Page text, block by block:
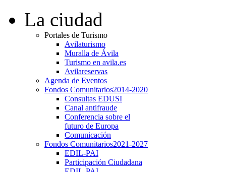
La ciudad
Portales de Turismo
Avilaturismo
Muralla de Ávila
Turismo en avila.es
Avilareservas
Agenda de Eventos
Fondos Comunitarios2014-2020
Consultas EDUSI
Canal antifraude
Conferencia sobre el
futuro de Europa
Comunicación
Fondos Comunitarios2021-2027
EDIL-PAI
Participación Ciudadana